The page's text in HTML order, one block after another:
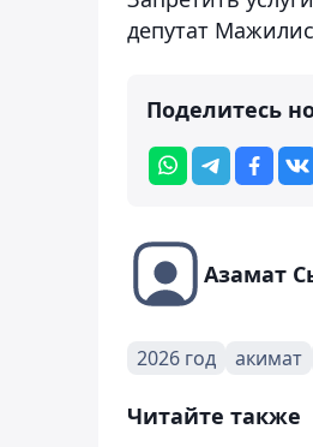
депутат
Поделитесь
Азамат
2026 год акимат
Читайте также